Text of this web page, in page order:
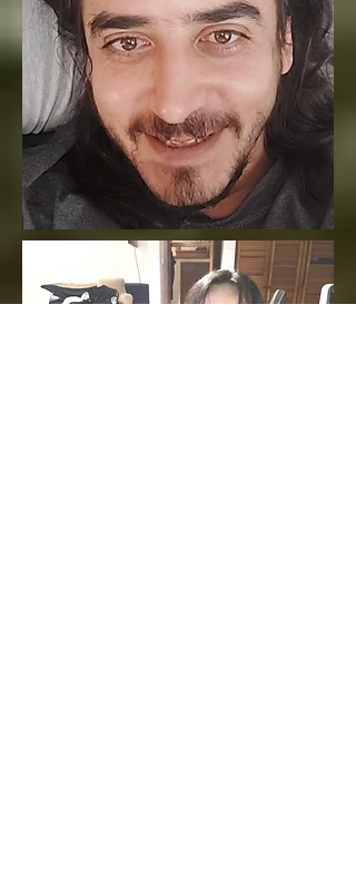
Para que tengas
voluntad
Si bien es bien y mal
es mal no tendrás
voluntad
Si bien es mal y mal